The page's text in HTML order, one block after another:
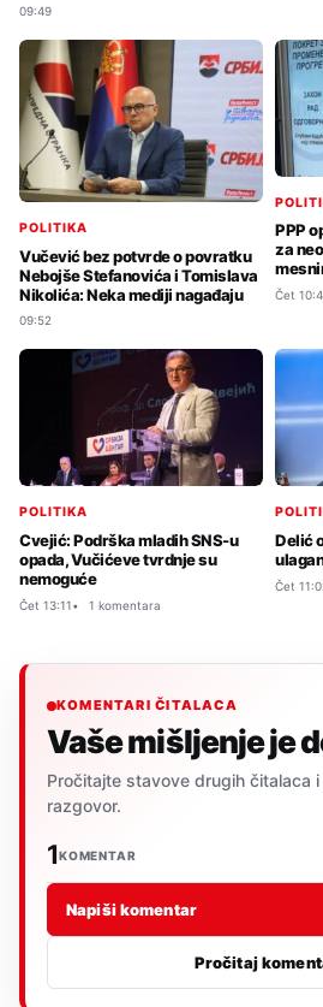
09:49
POLITIKA
Vučević bez potvrde o povratku
Nebojše Stefanovića i Tomislava
Nikolića: Neka mediji nagađaju
09:52
PPP
za
Čet
POLITIKA
Cvejić: Podrška mladih SNS-u
opada, Vučićeve tvrdnje su
nemoguće
Čet 13:11 1 komentara
Delić
Čet
KOMENTARI ČITALACA
Vaše mišljenje je
Pročitajte stavove drugih čitalaca
razgovor.
1KOMENTAR
Napiši komentar
Pročitaj